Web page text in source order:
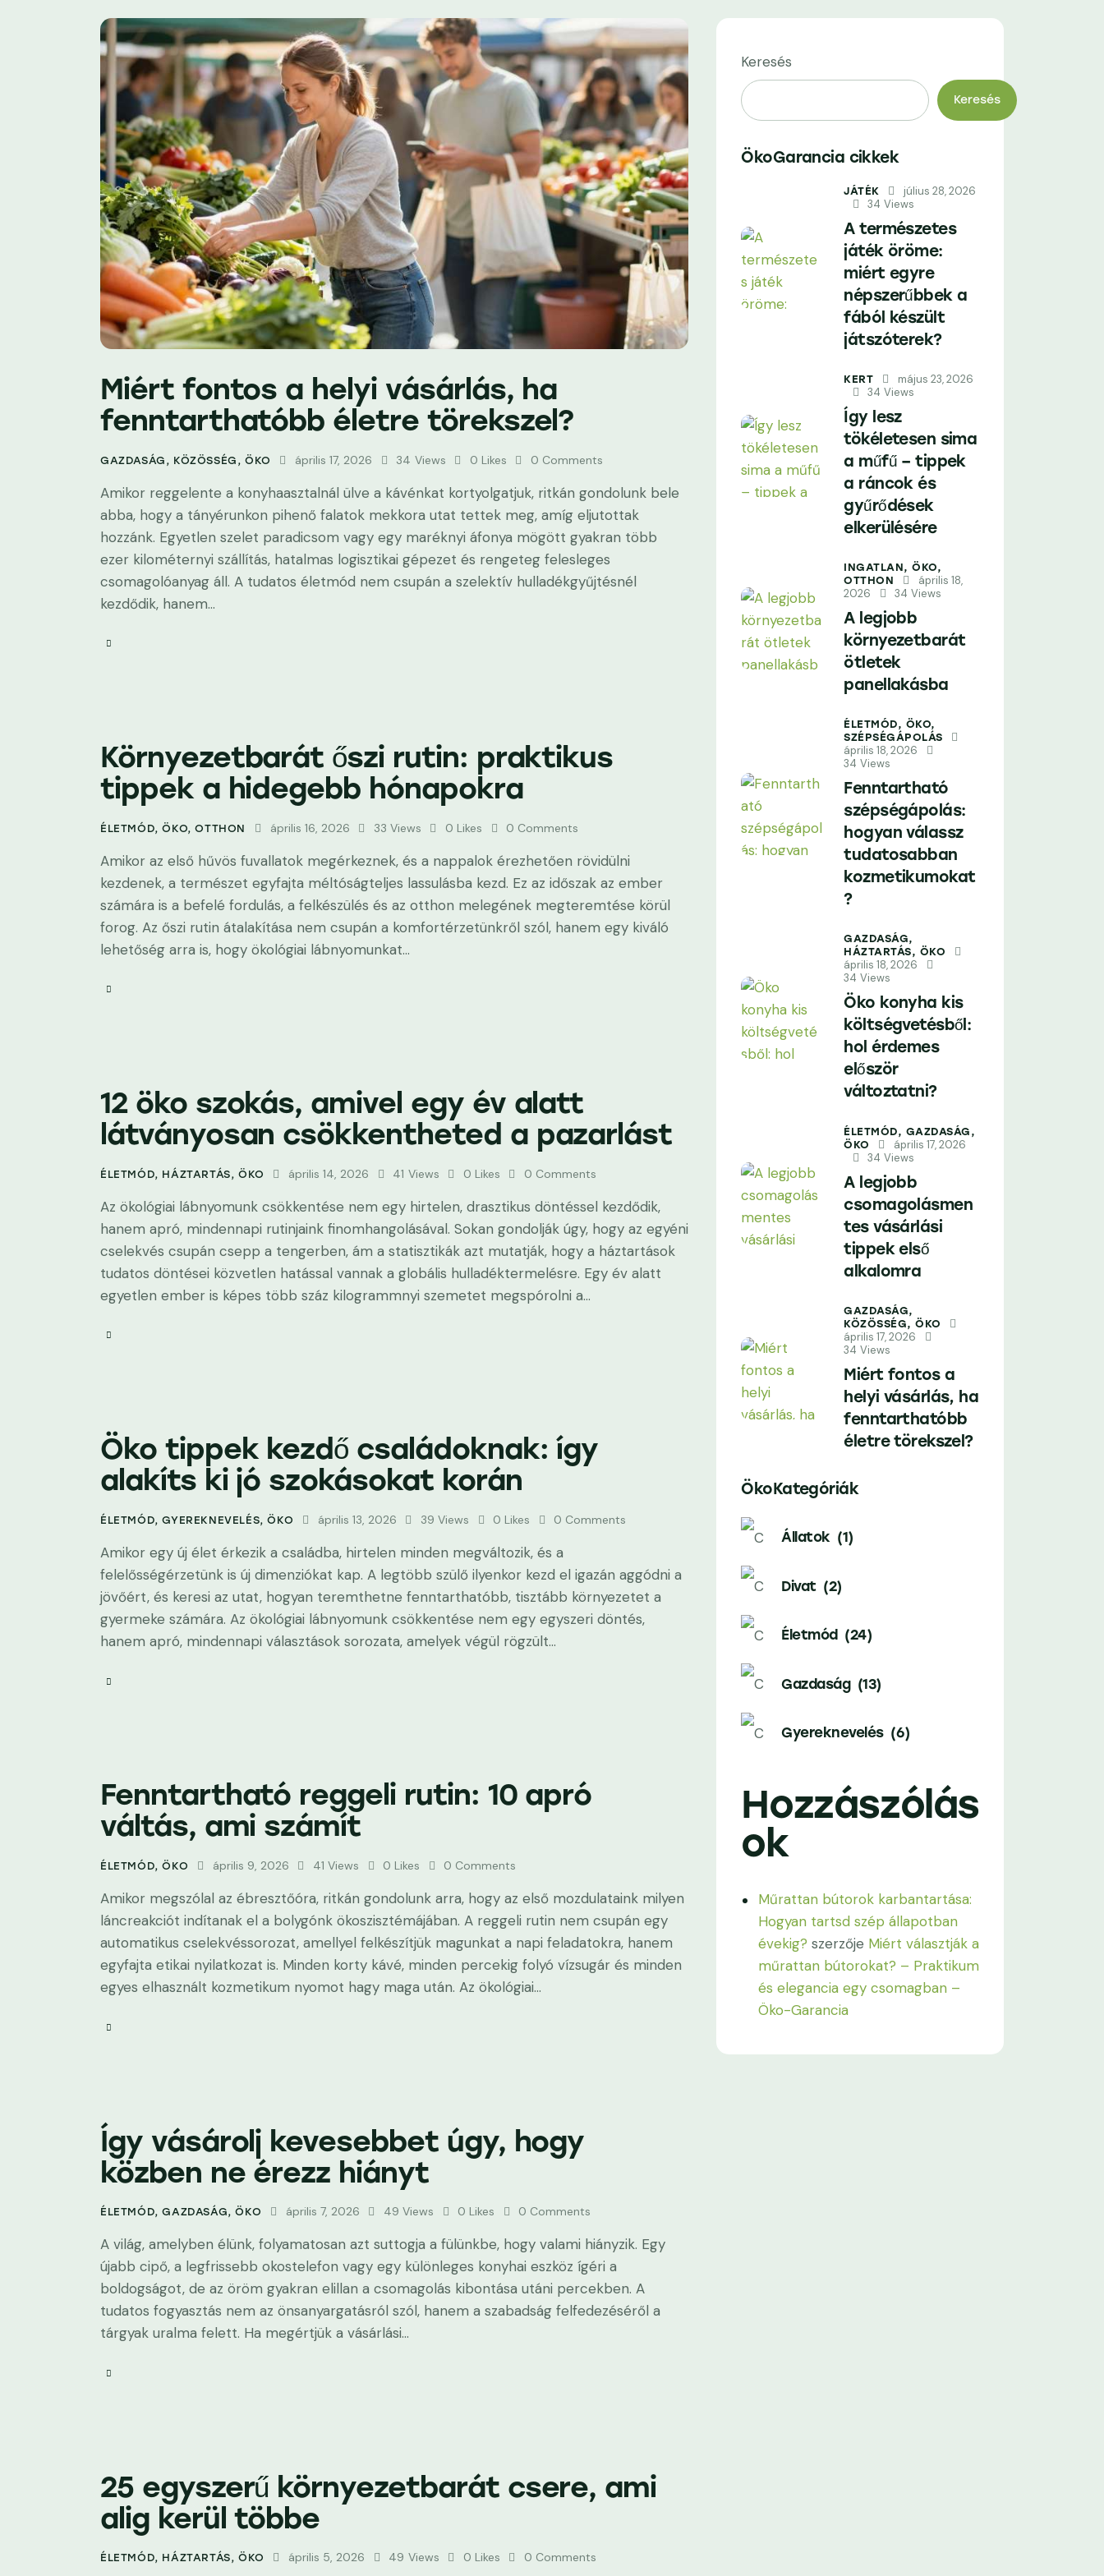
Miért fontos a helyi vásárlás, ha
fenntarthatóbb életre törekszel?
GAZDASÁG , KÖZÖSSÉG ,ÖKO április 17, 2026 34 Views 0 Likes 0 Comments
Amikor reggelente a konyhaasztalnál ülve a kávénkat kortyolgatjuk, ritkán gondolunk bele
abba, hogy a tányérunkon pihenő falatok mekkora utat tettek meg, amíg eljutottak
hozzánk. Egyetlen szelet paradicsom vagy egy maréknyi áfonya mögött gyakran több
ezer kilométernyi szállítás, hatalmas logisztikai gépezet és rengeteg felesleges
csomagolóanyag áll. A tudatos életmód nem csupán a szelektív hulladékgyűjtésnél
kezdődik, hanem…
Környezetbarát őszi rutin: praktikus
tippek a hidegebb hónapokra
ÉLETMÓD,ÖKO,OTTHON április 16, 2026 33 Views 0 Likes 0 Comments
Amikor az első hűvös fuvallatok megérkeznek, és a nappalok érezhetően rövidülni
kezdenek, a természet egyfajta méltóságteljes lassulásba kezd. Ez az időszak az ember
számára is a befelé fordulás, a felkészülés és az otthon melegének megteremtése körül
forog. Az őszi rutin átalakítása nem csupán a komfortérzetünkről szól, hanem egy kiváló
lehetőség arra is, hogy ökológiai lábnyomunkat…
12 öko szokás, amivel egy év alatt
látványosan csökkentheted a pazarlást
ÉLETMÓD, HÁZTARTÁS,ÖKO április 14, 2026 41 Views 0 Likes 0 Comments
Az ökológiai lábnyomunk csökkentése nem egy hirtelen, drasztikus döntéssel kezdődik,
hanem apró, mindennapi rutinjaink finomhangolásával. Sokan gondolják úgy, hogy az egyéni
cselekvés csupán csepp a tengerben, ám a statisztikák azt mutatják, hogy a háztartások
tudatos döntései közvetlen hatással vannak a globális hulladéktermelésre. Egy év alatt
egyetlen ember is képes több száz kilogrammnyi szemetet megspórolni a…
Öko tippek kezdő családoknak: így
alakíts ki jó szokásokat korán
ÉLETMÓD,GYEREKNEVELÉS,ÖKO április 13, 2026 39 Views 0 Likes 0 Comments
Amikor egy új élet érkezik a családba, hirtelen minden megváltozik, és a
felelősségérzetünk is új dimenziókat kap. A legtöbb szülő ilyenkor kezd el igazán aggódni a
jövőért, és keresi az utat, hogyan teremthetne fenntarthatóbb, tisztább környezetet a
gyermeke számára. Az ökológiai lábnyomunk csökkentése nem egy egyszeri döntés,
hanem apró, mindennapi választások sorozata, amelyek végül rögzült…
Fenntartható reggeli rutin: 10 apró
váltás, ami számít
ÉLETMÓD,ÖKO április 9, 2026 41 Views 0 Likes 0 Comments
Amikor megszólal az ébresztőóra, ritkán gondolunk arra, hogy az első mozdulataink milyen
láncreakciót indítanak el a bolygónk ökoszisztémájában. A reggeli rutin nem csupán egy
automatikus cselekvéssorozat, amellyel felkészítjük magunkat a napi feladatokra, hanem
egyfajta etikai nyilatkozat is. Minden korty kávé, minden percekig folyó vízsugár és minden
egyes elhasznált kozmetikum nyomot hagy maga után. Az ökológiai…
Így vásárolj kevesebbet úgy, hogy
közben ne érezz hiányt
ÉLETMÓD,GAZDASÁG,ÖKO április 7, 2026 49 Views 0 Likes 0 Comments
A világ, amelyben élünk, folyamatosan azt suttogja a fülünkbe, hogy valami hiányzik. Egy
újabb cipő, a legfrissebb okostelefon vagy egy különleges konyhai eszköz ígéri a
boldogságot, de az öröm gyakran elillan a csomagolás kibontása utáni percekben. A
tudatos fogyasztás nem az önsanyargatásról szól, hanem a szabadság felfedezéséről a
tárgyak uralma felett. Ha megértjük a vásárlási…
25 egyszerű környezetbarát csere, ami
alig kerül többe
ÉLETMÓD, HÁZTARTÁS,ÖKO április 5, 2026 49 Views 0 Likes 0 Comments
Keresés
Keresés
ÖkoGarancia cikkek
JÁTÉK
július 28, 2026
34 Views
A természetes
játék öröme:
miért egyre
népszerűbbek a
fából készült
játszóterek?
KERT
május 23, 2026
34 Views
Így lesz
tökéletesen sima
a műfű – tippek
a ráncok és
gyűrődések
elkerülésére
INGATLAN,ÖKO,
OTTHON
április 18,
2026
34 Views
A legjobb
környezetbarát
ötletek
panellakásba
ÉLETMÓD, ÖKO,
SZÉPSÉGÁPOLÁS
április 18, 2026
34 Views
Fenntartható
szépségápolás:
hogyan válassz
tudatosabban
kozmetikumokat
?
GAZDASÁG,
HÁZTARTÁS, ÖKO
április 18, 2026
34 Views
Öko konyha kis
költségvetésből:
hol érdemes
először
változtatni?
ÉLETMÓD, GAZDASÁG,
ÖKO
április 17, 2026
34 Views
A legjobb
csomagolásmen
tes vásárlási
tippek első
alkalomra
GAZDASÁG,
KÖZÖSSÉG,ÖKO
április 17, 2026
34 Views
Miért fontos a
helyi vásárlás, ha
fenntarthatóbb
életre törekszel?
ÖkoKategóriák
Állatok (1)
Divat (2)
Életmód (24)
Gazdaság (13)
Gyereknevelés (6)
Hozzászólás
ok
Műrattan bútorok karbantartása:
Hogyan tartsd szép állapotban
évekig? szerzője Miért választják a
műrattan bútorokat? – Praktikum
és elegancia egy csomagban –
Öko-Garancia